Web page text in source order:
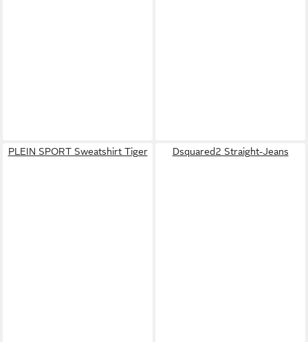
PLEIN SPORT Sweatshirt Tiger Dsquared2 Straight-Jeans